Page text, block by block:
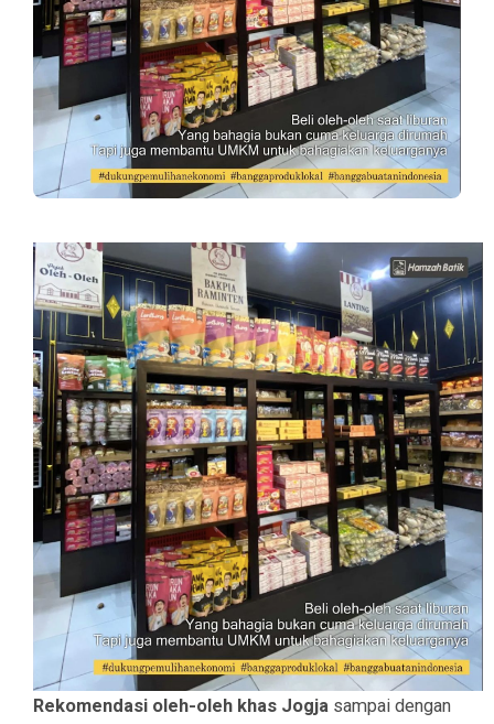
Rekomendasi oleh-oleh khas Jogja sampai dengan